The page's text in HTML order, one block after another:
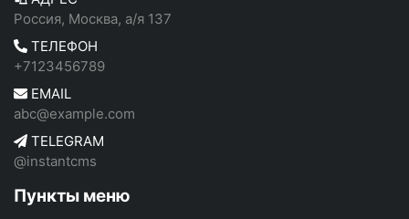
Россия, Москва, а/я 137
ТЕЛЕФОН
+7123456789
EMAIL
abc@example.com
TELEGRAM
@instantcms
Пункты меню